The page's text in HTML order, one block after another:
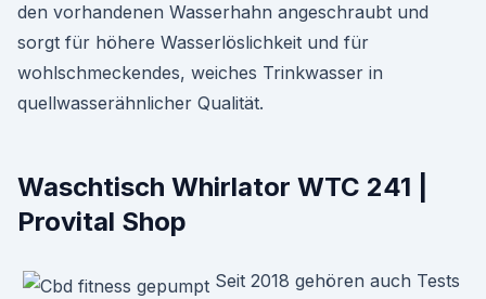
den vorhandenen Wasserhahn angeschraubt und
sorgt für höhere Wasserlöslichkeit und für
wohlschmeckendes, weiches Trinkwasser in
quellwasserähnlicher Qualität.
Waschtisch Whirlator WTC 241 |
Provital Shop
Seit 2018 gehören auch Tests